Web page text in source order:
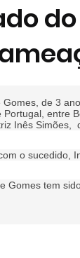
Gomes, de 3
Portugal, entre
Inês Simões,
o sucedido,
Gomes tem